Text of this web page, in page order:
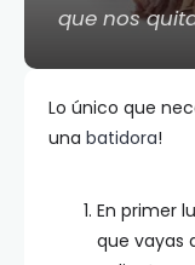
que nos
Lo único que
una batidora!
En primer
que vayas